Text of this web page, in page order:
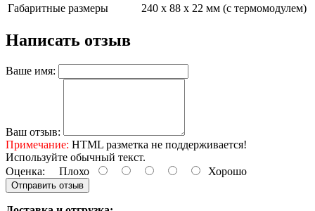
Габаритные размеры
240 x 88 x 22 мм (с термомодулем)
Написать отзыв
Ваше имя:
Ваш отзыв:
Примечание: HTML разметка не поддерживается!
Используйте обычный текст.
Оценка: Плохо Хорошо
Отправить отзыв